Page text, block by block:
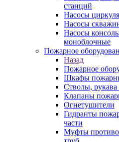
станций
Насосы
Насосы
Насосы
моноблочные
Пожарное
Назад
Пожарное
Шкафы
Стволы,
Клапаны
Огнетушители
Гидранты
части
Муфты